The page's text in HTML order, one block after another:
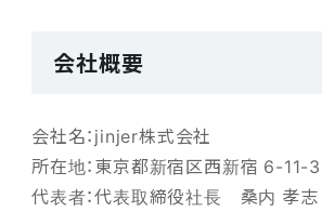
会社概要
会社名：jinjer株式会社
所在地：東京都新宿区西新宿 6-
代表者：代表取締役社長 桑内 孝志